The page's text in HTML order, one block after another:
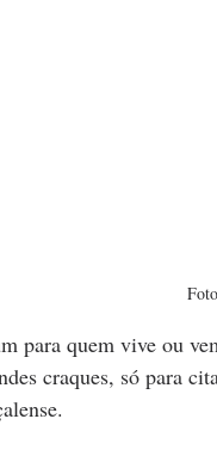
para quem vive ou
craques, só para